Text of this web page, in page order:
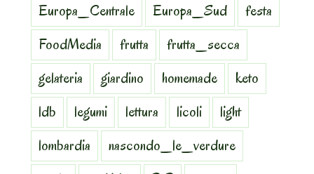
Europa_Centrale
Europa_Sud
festa
FoodMedia
frutta
frutta_secca
gelateria
giardino homemade
keto
ldb
legumi lettura licoli
light
lombardia
nascondo_le_verdure